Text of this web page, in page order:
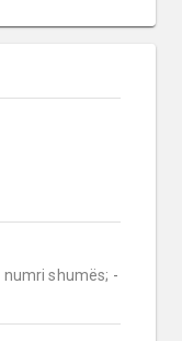
numri shumës; -